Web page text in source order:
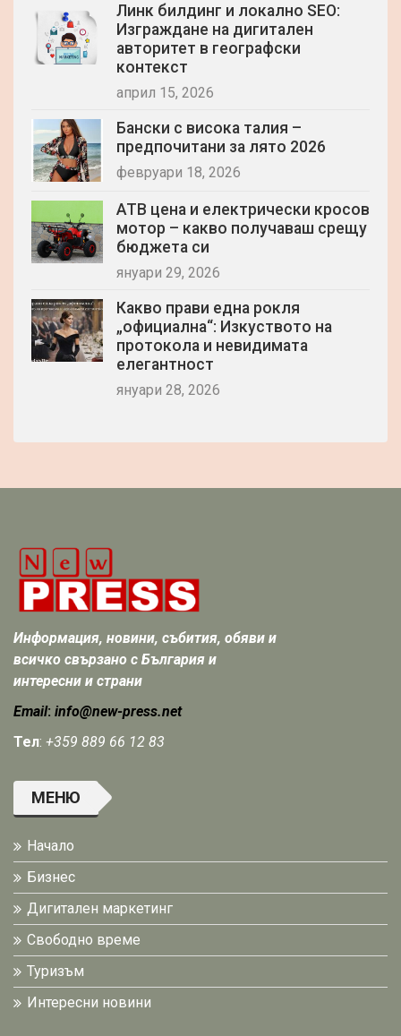
Линк билдинг и локално SEO:
Изграждане на дигитален
авторитет в географски
контекст
април 15, 2026
Бански с висока талия –
предпочитани за лято 2026
февруари 18, 2026
АТВ цена и електрически кросов
мотор – какво получаваш срещу
бюджета си
януари 29, 2026
Какво прави една рокля
„официална“: Изкуството на
протокола и невидимата
елегантност
януари 28, 2026
Информация, новини, събития, обяви и
всичко свързано с България и
интересни и страни
Email: info@new-press.net
Тел: +359 889 66 12 83
МЕНЮ
Начало
Бизнес
Дигитален маркетинг
Свободно време
Туризъм
Интересни новини